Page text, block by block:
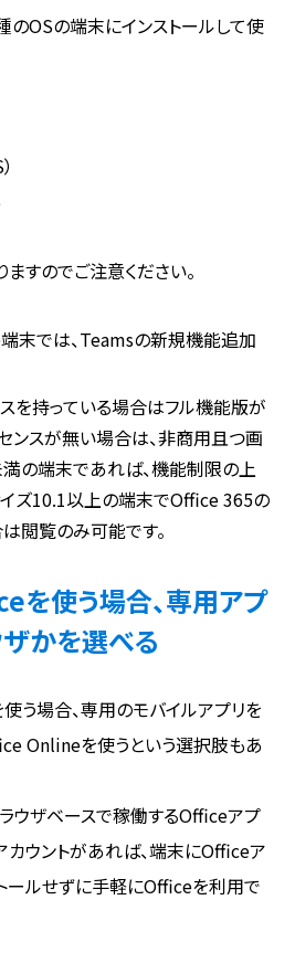
OSの端末にインストールして使
すのでご注意ください。
では、Teamsの新規機能追加
を持っている場合はフル機能版が
ンスが無い場合は、非商用且つ画
の端末であれば、機能制限の上
ズ10.1以上の端末でOffice 365の
閲覧のみ可能です。
を使う場合、専用アプ
かを選べる
う場合、専用のモバイルアプリを
Onlineを使うという選択肢もあ
ウザベースで稼働するOfficeアプ
カウントがあれば、端末にOfficeア
ールせずに手軽にOfficeを利用で